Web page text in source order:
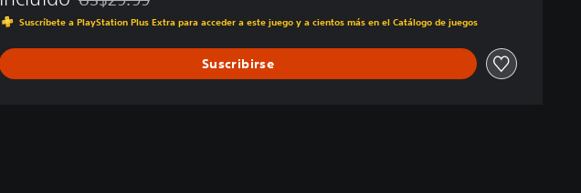
Rebajado del precio original de US$29.99
Suscríbete a PlayStation Plus Extra para acceder a este juego y a cientos más en el Catálogo de juegos
Suscribirse